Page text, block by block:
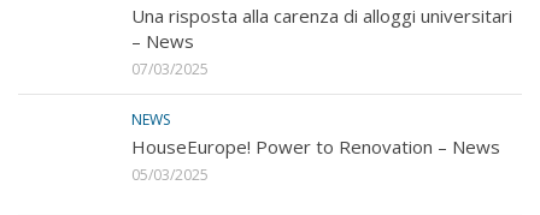
Una risposta alla carenza di alloggi universitari
– News
07/03/2025
NEWS
HouseEurope! Power to Renovation – News
05/03/2025